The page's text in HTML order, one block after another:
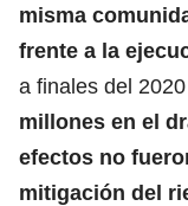
misma
frente a la
a finales del 2020
millones en el
efectos no
mitigación del